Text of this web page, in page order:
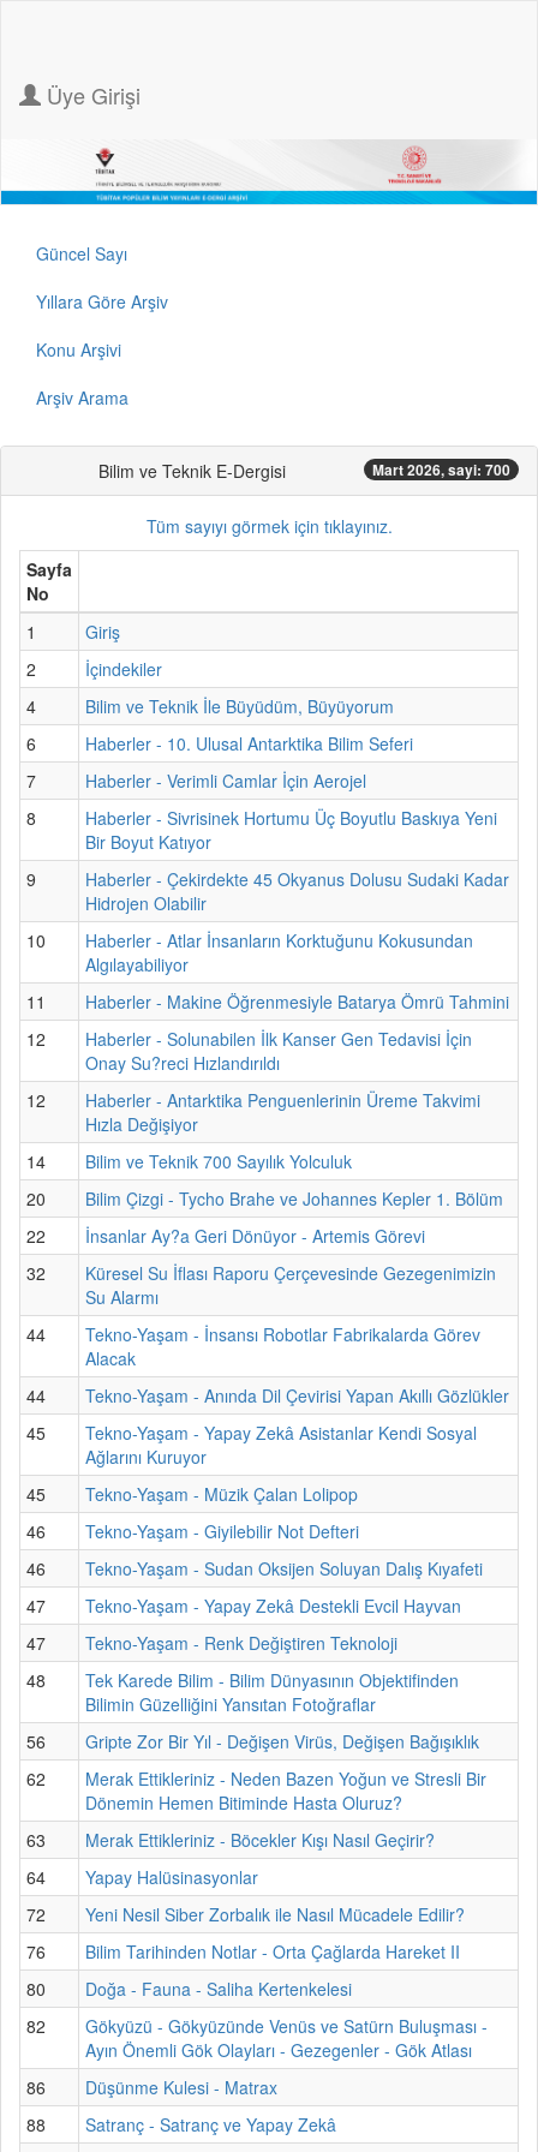
Üye Girişi
Güncel Sayı
Yıllara Göre Arşiv
Konu Arşivi
Arşiv Arama
Bilim ve Teknik E-Dergisi Mart 2026, sayi: 700
Tüm sayıyı görmek için tıklayınız.
Sayfa
No
1
Giriş
2
İçindekiler
4
Bilim ve Teknik İle Büyüdüm, Büyüyorum
6
Haberler - 10. Ulusal Antarktika Bilim Seferi
7
Haberler - Verimli Camlar İçin Aerojel
8
Haberler - Sivrisinek Hortumu Üç Boyutlu Baskıya Yeni
Bir Boyut Katıyor
9
Haberler - Çekirdekte 45 Okyanus Dolusu Sudaki Kadar
Hidrojen Olabilir
10
Haberler - Atlar İnsanların Korktuğunu Kokusundan
Algılayabiliyor
11
Haberler - Makine Öğrenmesiyle Batarya Ömrü Tahmini
12
Haberler - Solunabilen İlk Kanser Gen Tedavisi İçin
Onay Su?reci Hızlandırıldı
12
Haberler - Antarktika Penguenlerinin Üreme Takvimi
Hızla Değişiyor
14
Bilim ve Teknik 700 Sayılık Yolculuk
20
Bilim Çizgi - Tycho Brahe ve Johannes Kepler 1. Bölüm
22
İnsanlar Ay?a Geri Dönüyor - Artemis Görevi
32
Küresel Su İflası Raporu Çerçevesinde Gezegenimizin
Su Alarmı
44
Tekno-Yaşam - İnsansı Robotlar Fabrikalarda Görev
Alacak
44
Tekno-Yaşam - Anında Dil Çevirisi Yapan Akıllı Gözlükler
45
Tekno-Yaşam - Yapay Zekâ Asistanlar Kendi Sosyal
Ağlarını Kuruyor
45
Tekno-Yaşam - Müzik Çalan Lolipop
46
Tekno-Yaşam - Giyilebilir Not Defteri
46
Tekno-Yaşam - Sudan Oksijen Soluyan Dalış Kıyafeti
47
Tekno-Yaşam - Yapay Zekâ Destekli Evcil Hayvan
47
Tekno-Yaşam - Renk Değiştiren Teknoloji
48
Tek Karede Bilim - Bilim Dünyasının Objektifinden
Bilimin Güzelliğini Yansıtan Fotoğraflar
56
Gripte Zor Bir Yıl - Değişen Virüs, Değişen Bağışıklık
62
Merak Ettikleriniz - Neden Bazen Yoğun ve Stresli Bir
Dönemin Hemen Bitiminde Hasta Oluruz?
63
Merak Ettikleriniz - Böcekler Kışı Nasıl Geçirir?
64
Yapay Halüsinasyonlar
72
Yeni Nesil Siber Zorbalık ile Nasıl Mücadele Edilir?
76
Bilim Tarihinden Notlar - Orta Çağlarda Hareket II
80
Doğa - Fauna - Saliha Kertenkelesi
82
Gökyüzü - Gökyüzünde Venüs ve Satürn Buluşması -
Ayın Önemli Gök Olayları - Gezegenler - Gök Atlası
86
Düşünme Kulesi - Matrax
88
Satranç - Satranç ve Yapay Zekâ